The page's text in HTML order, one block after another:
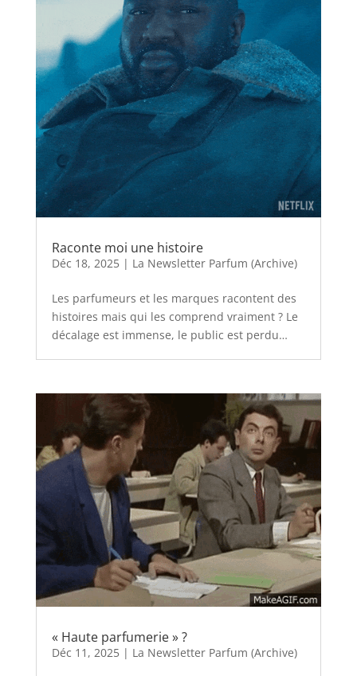
Raconte moi une histoire
Déc 18, 2025| La Newsletter Parfum (Archive)
Les parfumeurs et les marques racontent des
histoires mais qui les comprend vraiment ? Le
décalage est immense, le public est perdu…
« Haute parfumerie » ?
Déc 11, 2025| La Newsletter Parfum (Archive)